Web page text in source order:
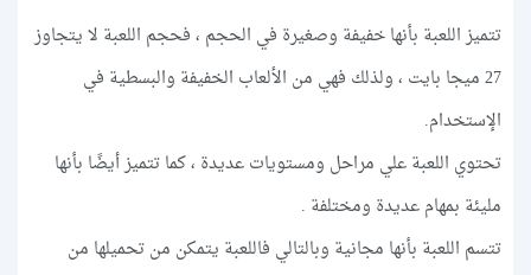
تتميز اللعبة بأنها خفيفة وصغيرة في الحجم ، فحجم اللعبة لا يتجاوز
27 ميجا بايت ، ولذلك فهي من الألعاب الخفيفة والبسطية في
الإستخدام.
تحتوي اللعبة علي مراحل ومستويات عديدة ، كما تتميز أيضًا بأنها
مليئة بمهام عديدة ومختلفة .
تتسم اللعبة بأنها مجانية وبالتالي فاللعبة يتمكن من تحميلها من